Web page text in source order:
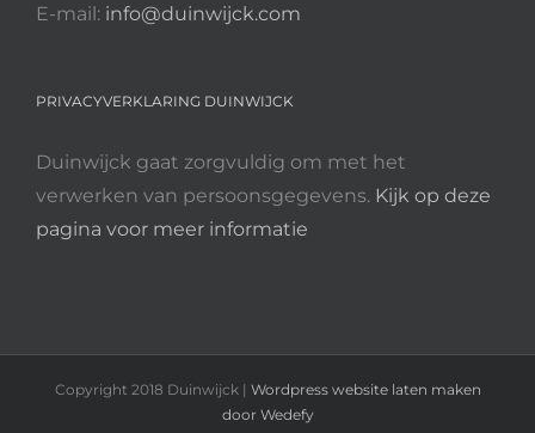
E-mail: info@duinwijck.com
PRIVACYVERKLARING DUINWIJCK
Duinwijck gaat zorgvuldig om met het
verwerken van persoonsgegevens. Kijk op deze
pagina voor meer informatie
Copyright 2018 Duinwijck | Wordpress website laten maken
door Wedefy